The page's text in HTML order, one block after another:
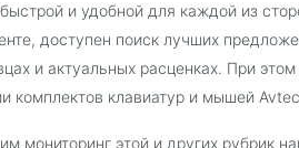
и удобной для каждой из
доступен поиск лучших
и актуальных расценках. При
комплектов клавиатур и мышей
мониторинг этой и других рубрик